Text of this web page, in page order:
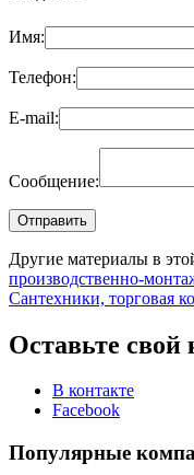
Имя:
Телефон:
E-mail:
Сообщение:
Другие материалы в
производственно-
Сантехники, торговая
Оставьте
В контакте
Facebook
Популярные